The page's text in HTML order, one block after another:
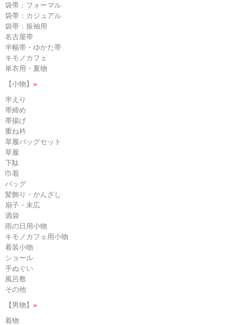
袋帯：フォーマル
袋帯：カジュアル
袋帯：振袖用
名古屋帯
半幅帯・ゆかた帯
キモノカフェ
単衣用・夏物
【小物】 »
半えり
帯締め
帯揚げ
重ね衿
草履バッグセット
草履
下駄
巾着
バッグ
髪飾り・かんざし
扇子・末広
酒袋
雨の日用小物
キモノカフェ用小物
着装小物
ショール
手ぬぐい
風呂敷
その他
【男物】 »
着物